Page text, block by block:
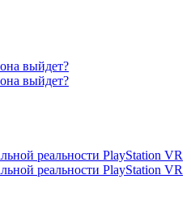
выйдет?
выйдет?
реальности PlayStation VR
реальности PlayStation VR